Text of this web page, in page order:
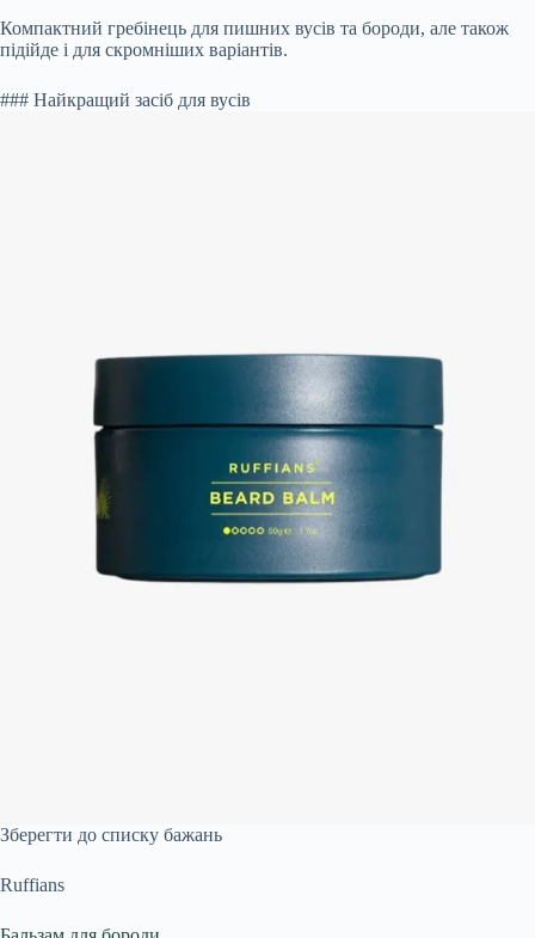
Компактний гребінець для пишних вусів та бороди, але також
підійде і для скромніших варіантів.
### Найкращий засіб для вусів
Зберегти до списку бажань
Ruffians